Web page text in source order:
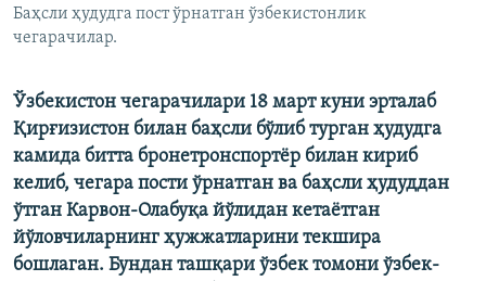
Баҳсли ҳудудга пост ўрнатган ўзбекистонлик
чегарачилар.
Ўзбекистон чегарачилари 18 март куни эрталаб
Қирғизистон билан баҳсли бўлиб турган ҳудудга
камида битта бронетронспортёр билан кириб
келиб, чегара пости ўрнатган ва баҳсли ҳудуддан
ўтган Карвон-Олабуқа йўлидан кетаётган
йўловчиларнинг ҳужжатларини текшира
бошлаган. Бундан ташқари ўзбек томони ўзбек-